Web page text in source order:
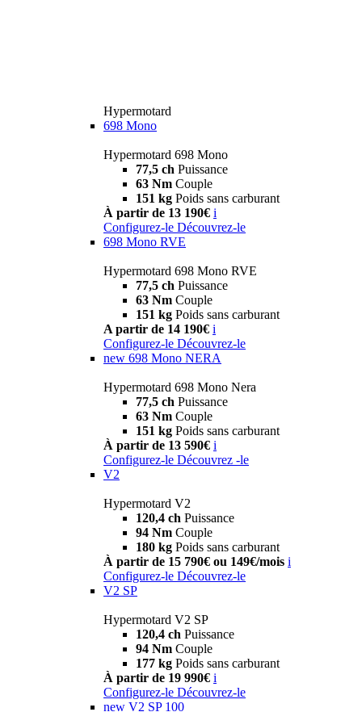
Hypermotard
698 Mono
Hypermotard 698 Mono
77,5 ch Puissance
63 Nm Couple
151 kg Poids sans carburant
À partir de 13 190€ i
Configurez-le Découvrez-le
698 Mono RVE
Hypermotard 698 Mono RVE
77,5 ch Puissance
63 Nm Couple
151 kg Poids sans carburant
A partir de 14 190€ i
Configurez-le Découvrez-le
new 698 Mono NERA
Hypermotard 698 Mono Nera
77,5 ch Puissance
63 Nm Couple
151 kg Poids sans carburant
À partir de 13 590€ i
Configurez-le Découvrez -le
V2
Hypermotard V2
120,4 ch Puissance
94 Nm Couple
180 kg Poids sans carburant
À partir de 15 790€ ou 149€/mois i
Configurez-le Découvrez-le
V2 SP
Hypermotard V2 SP
120,4 ch Puissance
94 Nm Couple
177 kg Poids sans carburant
À partir de 19 990€ i
Configurez-le Découvrez-le
new V2 SP 100